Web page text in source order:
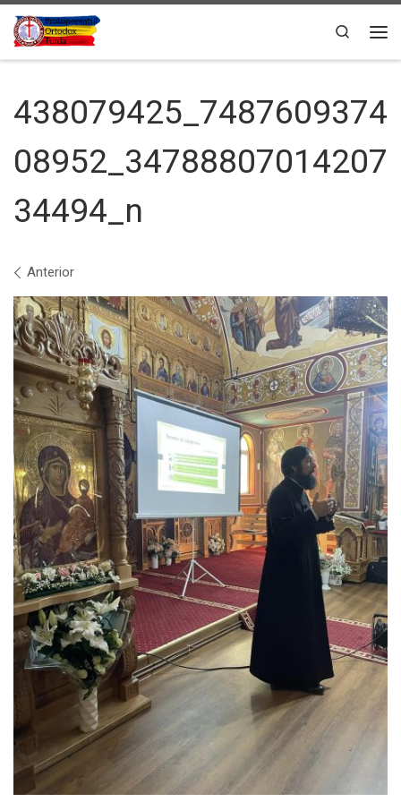
Sari la conținut
Search
438079425_7487609374
08952_34788807014207
34494_n
Navigare în imagini
Anterior